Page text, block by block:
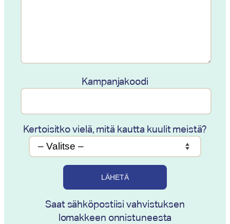
Kampanjakoodi
Kertoisitko vielä, mitä kautta kuulit meistä?
Saat sähköpostiisi vahvistuksen
lomakkeen onnistuneesta